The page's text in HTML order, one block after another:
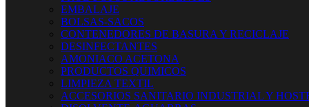
EMBALAJE
BOLSAS-SACOS
CONTENEDORES DE BASURA Y RECICLAJE
DESINFECTANTES
AMONIACO ACETONA
PRODUCTOS QUIMICOS
LIMPIEZA TEXTIL
ACCESORIOS SANITARIO INDUSTRIAL Y